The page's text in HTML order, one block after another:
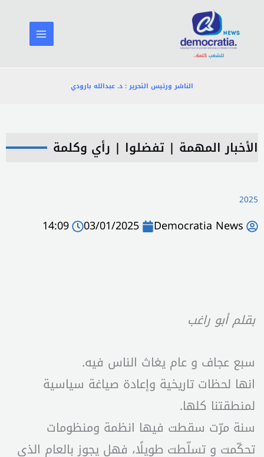
المحتوى
الناشر ورئيس التحرير : د. عبدالله بارودي
الأخبار المهمة | تفضلوا | رأي وكلمة
2025
Democratia News
03/01/2025
14:09
بقلم أبو راغب
سبع عجاف و عام يغاث الناس فيه.
انها لحظات تاريخية وإعادة صياغة سياسية
لمنطقتنا كلها.
سنة مرّت سقطت فيها انظمة ومنظومات
تحكّمت و تسلّطت طويلًا، فهل يجوز بالعام الذي